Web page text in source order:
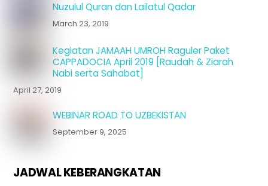
Nuzulul Quran dan Lailatul Qadar
March 23, 2019
Kegiatan JAMAAH UMROH Raguler Paket
CAPPADOCIA April 2019 [Raudah & Ziarah
Nabi serta Sahabat]
April 27, 2019
WEBINAR ROAD TO UZBEKISTAN
September 9, 2025
JADWAL KEBERANGKATAN